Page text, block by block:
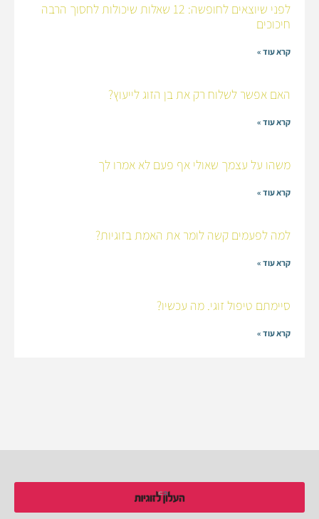
לפני שיוצאים לחופשה: 12 שאלות שיכולות לחסוך הרבה
חיכוכים
קרא עוד »
האם אפשר לשלוח רק את בן הזוג לייעוץ?
קרא עוד »
משהו על עצמך שאולי אף פעם לא אמרו לך
קרא עוד »
למה לפעמים קשה לומר את האמת בזוגיות?
קרא עוד »
סיימתם טיפול זוגי. מה עכשיו?
קרא עוד »